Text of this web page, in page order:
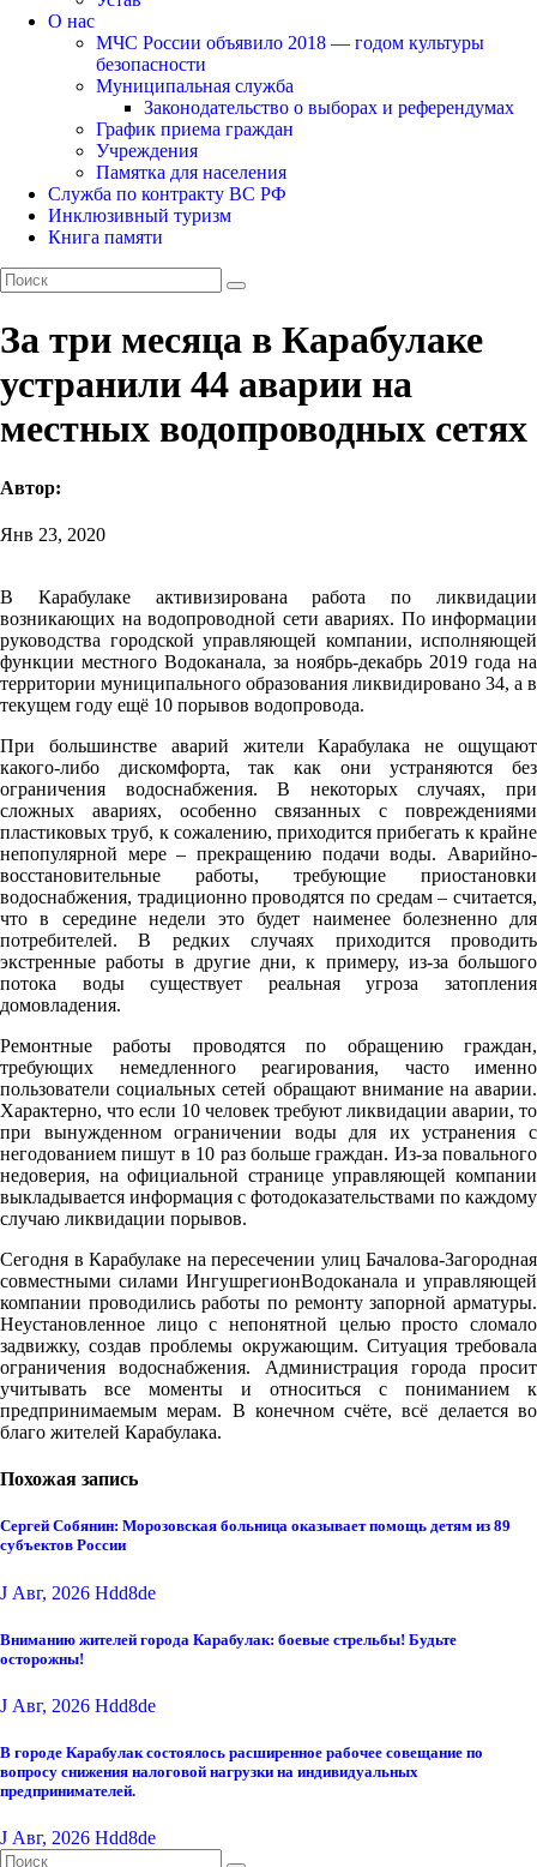
О нас
МЧС России объявило 2018 — годом культуры
безопасности
Муниципальная служба
Законодательство о выборах и референдумах
График приема граждан
Учреждения
Памятка для населения
Служба по контракту ВС РФ
Инклюзивный туризм
Книга памяти
За три месяца в Карабулаке
устранили 44 аварии на
местных водопроводных сетях
Автор:
Янв 23, 2020
В Карабулаке активизирована работа по ликвидации
возникающих на водопроводной сети авариях. По информации
руководства городской управляющей компании, исполняющей
функции местного Водоканала, за ноябрь-декабрь 2019 года на
территории муниципального образования ликвидировано 34, а в
текущем году ещё 10 порывов водопровода.
При большинстве аварий жители Карабулака не ощущают
какого-либо дискомфорта, так как они устраняются без
ограничения водоснабжения. В некоторых случаях, при
сложных авариях, особенно связанных с повреждениями
пластиковых труб, к сожалению, приходится прибегать к крайне
непопулярной мере – прекращению подачи воды. Аварийно-
восстановительные работы, требующие приостановки
водоснабжения, традиционно проводятся по средам – считается,
что в середине недели это будет наименее болезненно для
потребителей. В редких случаях приходится проводить
экстренные работы в другие дни, к примеру, из-за большого
потока воды существует реальная угроза затопления
домовладения.
Ремонтные работы проводятся по обращению граждан,
требующих немедленного реагирования, часто именно
пользователи социальных сетей обращают внимание на аварии.
Характерно, что если 10 человек требуют ликвидации аварии, то
при вынужденном ограничении воды для их устранения с
негодованием пишут в 10 раз больше граждан. Из-за повального
недоверия, на официальной странице управляющей компании
выкладывается информация с фотодоказательствами по каждому
случаю ликвидации порывов.
Сегодня в Карабулаке на пересечении улиц Бачалова-Загородная
совместными силами ИнгушрегионВодоканала и управляющей
компании проводились работы по ремонту запорной арматуры.
Неустановленное лицо с непонятной целью просто сломало
задвижку, создав проблемы окружающим. Ситуация требовала
ограничения водоснабжения. Администрация города просит
учитывать все моменты и относиться с пониманием к
предпринимаемым мерам. В конечном счёте, всё делается во
благо жителей Карабулака.
Похожая запись
Сергей Собянин: Морозовская больница оказывает помощь детям из 89
субъектов России
J Авг, 2026 Hdd8de
Вниманию жителей города Карабулак: боевые стрельбы! Будьте
осторожны!
J Авг, 2026 Hdd8de
В городе Карабулак состоялось расширенное рабочее совещание по
вопросу снижения налоговой нагрузки на индивидуальных
предпринимателей.
J Авг, 2026 Hdd8de